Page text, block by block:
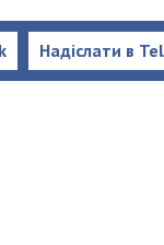
Надіслати в